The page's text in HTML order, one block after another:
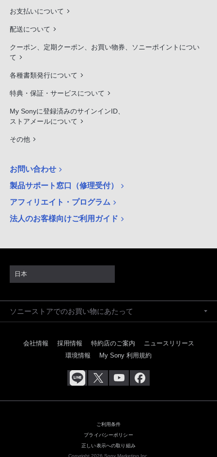
お支払いについて
配送について
クーポン、定期クーポン、お買い物券、ソニーポイントについ
て
各種書類発行について
特典・保証・サービスについて
My Sonyに登録済みのサインインID、
ストアメールについて
その他
お問い合わせ
製品サポート窓口（修理受付）
アフィリエイト・プログラム
法人のお客様向けご利用ガイド
日本
ソニーストアでのお買い物にあたって
会社情報 採用情報 特約店のご案内
ニュースリリース
環境情報
My Sony 利用規約
ご利用条件
プライバシーポリシー
正しい表示への取り組み
Copyright 2026 Sony Marketing Inc.